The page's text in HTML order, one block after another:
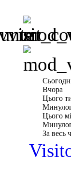
Вчора
Цього
Цього
За весь